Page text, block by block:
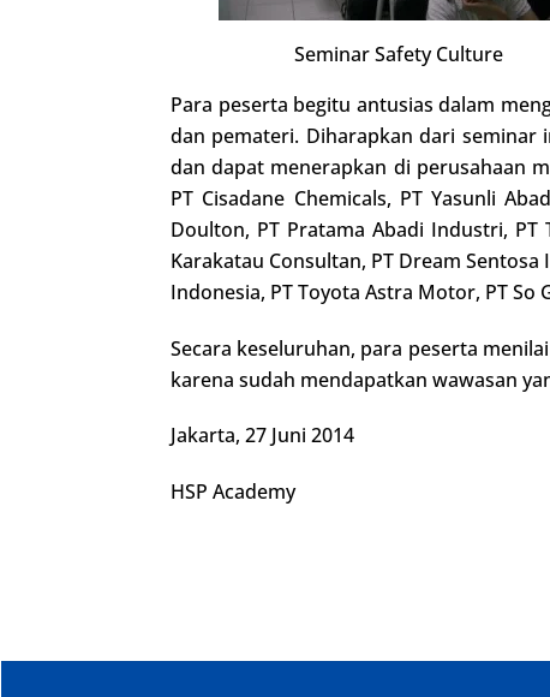
Seminar Safety Culture
Para peserta begitu antusias dalam
dan pemateri. Diharapkan dari seminar
dan dapat menerapkan di perusahaan
PT Cisadane Chemicals, PT Yasunli
Doulton, PT Pratama Abadi Industri,
Karakatau Consultan, PT Dream
Indonesia, PT Toyota Astra Motor, PT
Secara keseluruhan, para peserta
karena sudah mendapatkan wawasan
Jakarta, 27 Juni 2014
HSP Academy